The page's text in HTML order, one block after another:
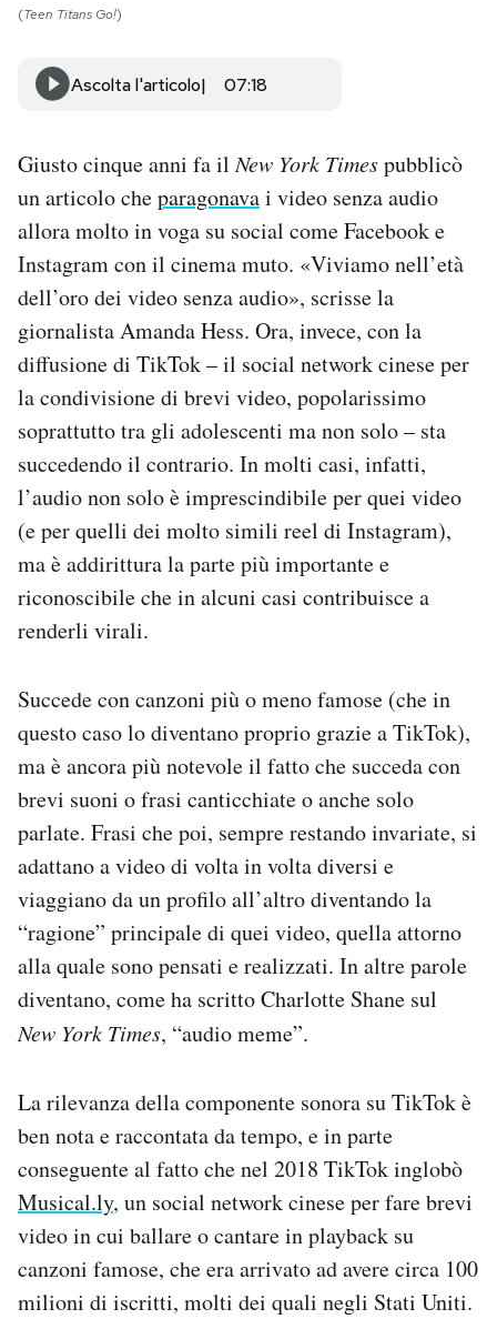
SHOP
AREA PERSONALE
Area Personale
Regala il Post
Hai bisogno di aiuto?
Esci
(Teen Titans Go!)
Ascolta l'articolo 07:18
Giusto cinque anni fa ilNew York Timespubblicò
un articolo cheparagonavai video senza audio
allora molto in voga su social come Facebook e
Instagram con il cinema muto. «Viviamo nell’età
dell’oro dei video senza audio», scrisse la
giornalista Amanda Hess. Ora, invece, con la
diffusione di TikTok – il social network cinese per
la condivisione di brevi video, popolarissimo
soprattutto tra gli adolescenti ma non solo – sta
succedendo il contrario. In molti casi, infatti,
l’audio non solo è imprescindibile per quei video
(e per quelli dei molto simili reel di Instagram),
ma è addirittura la parte più importante e
riconoscibile che in alcuni casi contribuisce a
renderli virali.
Succede con canzoni più o meno famose (che in
questo caso lo diventano proprio grazie a TikTok),
ma è ancora più notevole il fatto che succeda con
brevi suoni o frasi canticchiate o anche solo
parlate. Frasi che poi, sempre restando invariate, si
adattano a video di volta in volta diversi e
viaggiano da un profilo all’altro diventando la
“ragione” principale di quei video, quella attorno
alla quale sono pensati e realizzati. In altre parole
diventano, come ha scritto Charlotte Shane sul
New York Times, “audio meme”.
La rilevanza della componente sonora su TikTok è
ben nota e raccontata da tempo, e in parte
conseguente al fatto che nel 2018 TikTok inglobò
Musical.ly, un social network cinese per fare brevi
video in cui ballare o cantare in playback su
canzoni famose, che era arrivato ad avere circa 100
milioni di iscritti, molti dei quali negli Stati Uniti.